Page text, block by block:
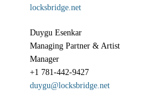
locksbridge.net
Duygu Esenkar
Managing Partner & Artist
Manager
+1 781-442-9427
duygu@locksbridge.net